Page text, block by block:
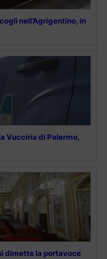
nell’Agrigentino, in
Vucciria di Palermo,
dimette la portavoce